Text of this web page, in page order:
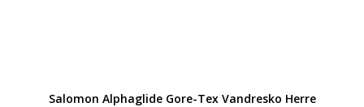
Salomon Alphaglide Gore-Tex Vandresko Herre